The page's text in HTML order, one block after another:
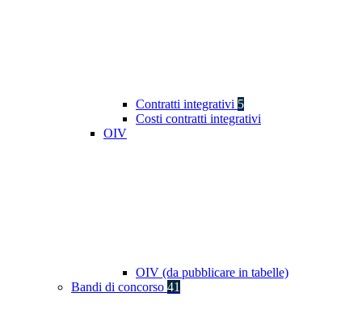
Contratti integrativi 5
Costi contratti integrativi
OIV
OIV (da pubblicare in tabelle)
Bandi di concorso 41